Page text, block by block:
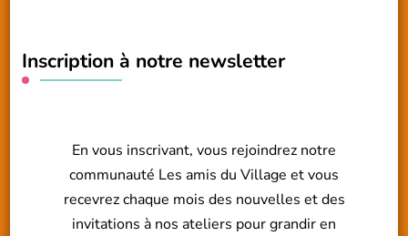
Inscription à notre newsletter
En vous inscrivant, vous rejoindrez notre
communauté Les amis du Village et vous
recevrez chaque mois des nouvelles et des
invitations à nos ateliers pour grandir en